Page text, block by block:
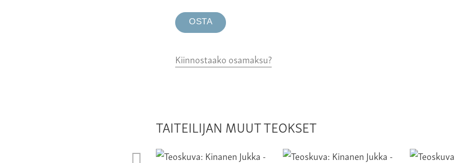
OSTA
Kiinnostaako osamaksu?
TAITEILIJAN MUUT TEOKSET